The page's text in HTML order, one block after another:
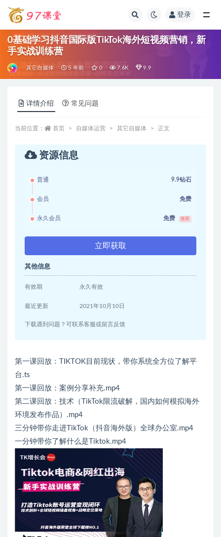
登录
0基础学习抖音国际版TikTok海外短视频营销，新
手实战训练营
其它自媒体 5 年前 0 7.6K 9.9
详情介绍 常见问题
当前位置： 首页 自媒体运营 其它自媒体 正文
资源信息
普通 9.9钻石
会员 免费
永久会员 免费 推荐
立即获取
其他信息
有效期 永久有效
最近更新 2021年10月10日
下载遇到问题？可联系客服或留言反馈
第一课回放：TIKTOK目前现状，带你系统全方位了解平
台.ts
第一课回放：案例分享补充.mp4
第二课回放：技术（TikTok限流破解，国内如何模拟海外
环境发布作品）.mp4
三分钟带你走进TikTok（抖音海外版）全球办公室.mp4
一分钟带你了解什么是Tiktok.mp4